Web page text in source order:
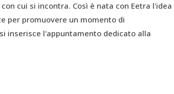
cui si incontra. Così è nata con Eetra l'idea
per promuovere un momento di
inserisce l'appuntamento dedicato alla